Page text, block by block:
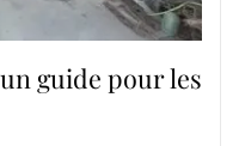
guide pour les